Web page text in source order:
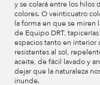
y se colará entre los hilos
colores. O veinticuatro
la forma en que se miren
de Equipo DRT,
espacios tanto en interior
resistentes al sol,
aceite, de fácil lavado y
dejar que la naturaleza
inunde.